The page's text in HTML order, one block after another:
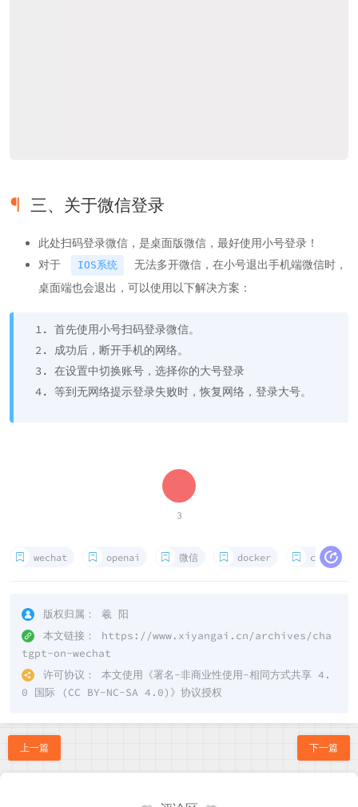
三、关于微信登录
此处扫码登录微信，是桌面版微信，最好使用小号登录！
对于
IOS系统
无法多开微信，在小号退出手机端微信时，
桌面端也会退出，可以使用以下解决方案：
首先使用小号扫码登录微信。
成功后，断开手机的网络。
在设置中切换账号，选择你的大号登录
等到无网络提示登录失败时，恢复网络，登录大号。
3
wechat openai 微信 docker chatgpt
版权归属：
羲 阳
本文链接：
https://www.xiyangai.cn/archives/cha
tgpt-on-wechat
许可协议：
本文使用《署名-非商业性使用-相同方式共享 4.
0 国际 (CC BY-NC-SA 4.0) 》协议授权
上一篇 下一篇